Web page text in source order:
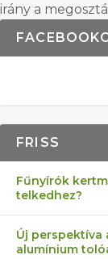
irány a
FRISS
Fűnyírók
telkedhez?
Új
alumínium